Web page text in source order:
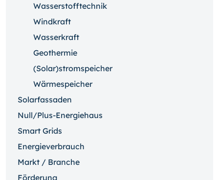
Wasserstofftechnik
Windkraft
Wasserkraft
Geothermie
(Solar)stromspeicher
Wärmespeicher
Solarfassaden
Null/Plus-Energiehaus
Smart Grids
Energieverbrauch
Markt / Branche
Förderung